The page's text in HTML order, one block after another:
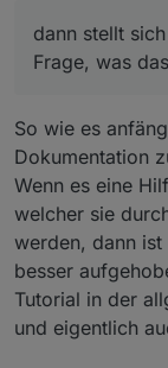
Es
sich
oder
Für
dann stellt
Frage, was
So wie es
Dokumentation
Wenn es eine
welcher sie
werden, dann ist
besser
Tutorial in der
und eigentlich